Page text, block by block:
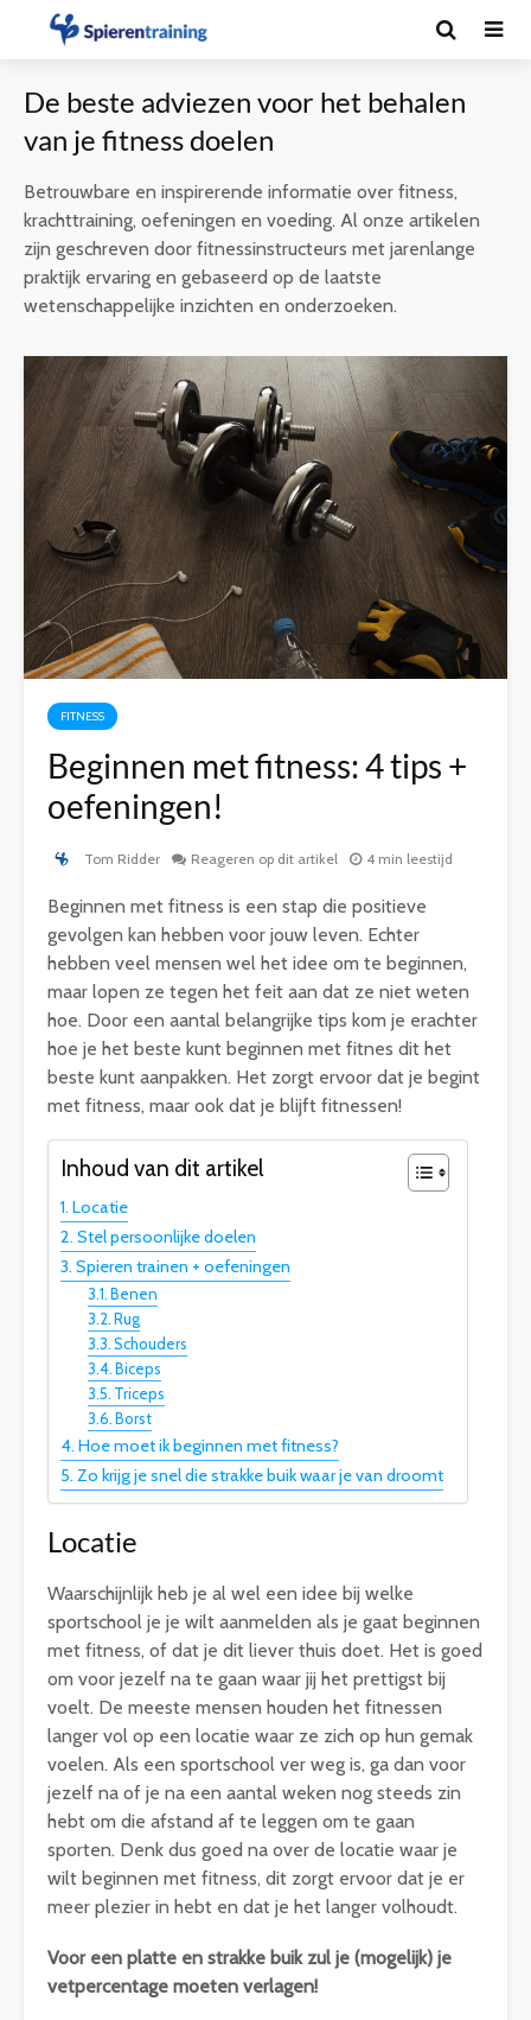
De beste adviezen voor het behalen
van je fitness doelen
Betrouwbare en inspirerende informatie over fitness,
krachttraining, oefeningen en voeding. Al onze artikelen
zijn geschreven door fitnessinstructeurs met jarenlange
praktijk ervaring en gebaseerd op de laatste
wetenschappelijke inzichten en onderzoeken.
FITNESS
Beginnen met fitness: 4 tips +
oefeningen!
Tom Ridder Reageren op dit artikel 4 min leestijd
Beginnen met fitness is een stap die positieve
gevolgen kan hebben voor jouw leven. Echter
hebben veel mensen wel het idee om te beginnen,
maar lopen ze tegen het feit aan dat ze niet weten
hoe. Door een aantal belangrijke tips kom je erachter
hoe je het beste kunt beginnen met fitnes dit het
beste kunt aanpakken. Het zorgt ervoor dat je begint
met fitness, maar ook dat je blijft fitnessen!
Inhoud van dit artikel
Locatie
Stel persoonlijke doelen
Spieren trainen + oefeningen
Benen
Rug
Schouders
Biceps
Triceps
Borst
Hoe moet ik beginnen met fitness?
Zo krijg je snel die strakke buik waar je van droomt
Locatie
Waarschijnlijk heb je al wel een idee bij welke
sportschool je je wilt aanmelden als je gaat beginnen
met fitness, of dat je dit liever thuis doet. Het is goed
om voor jezelf na te gaan waar jij het prettigst bij
voelt. De meeste mensen houden het fitnessen
langer vol op een locatie waar ze zich op hun gemak
voelen. Als een sportschool ver weg is, ga dan voor
jezelf na of je na een aantal weken nog steeds zin
hebt om die afstand af te leggen om te gaan
sporten. Denk dus goed na over de locatie waar je
wilt beginnen met fitness, dit zorgt ervoor dat je er
meer plezier in hebt en dat je het langer volhoudt.
Voor een platte en strakke buik zul je (mogelijk) je
vetpercentage moeten verlagen!